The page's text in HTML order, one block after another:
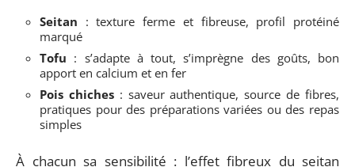
Seitan : texture ferme et fibreuse, profil protéiné
marqué
Tofu : s’adapte à tout, s’imprègne des goûts, bon
apport en calcium et en fer
Pois chiches: saveur authentique, source de fibres,
pratiques pour des préparations variées ou des repas
simples
À chacun sa sensibilité : l’effet fibreux du seitan